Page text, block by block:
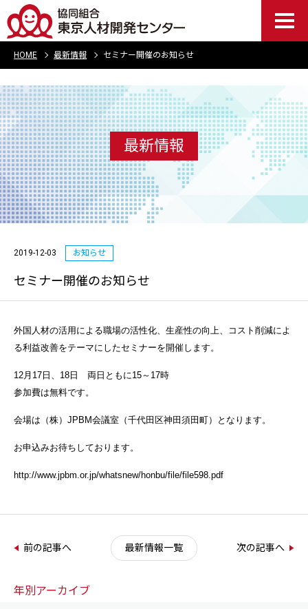
HOME 最新情報 セミナー開催のお知らせ
最新情報
2019-12-03 お知らせ
セミナー開催のお知らせ
外国人材の活用による職場の活性化、生産性の向上、コスト削減によ
る利益改善をテーマにしたセミナーを開催します。
12月17日、18日 両日ともに15～17時
参加費は無料です。
会場は（株）JPBM会議室（千代田区神田須田町）となります。
お申込みお待ちしております。
http://www.jpbm.or.jp/whatsnew/honbu/file/file598.pdf
前の記事へ 最新情報一覧 次の記事へ
年別アーカイブ